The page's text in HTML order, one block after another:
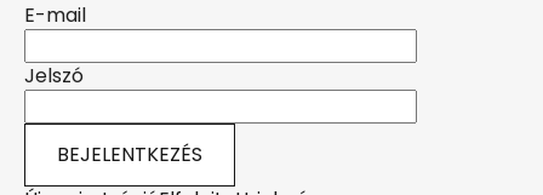
E-mail
Jelszó
BEJELENTKEZÉS